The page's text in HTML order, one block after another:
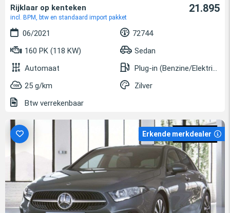
Rijklaar op kenteken
incl. BPM, btw en standaard import pakket
21.895
06/2021
72744
160 PK (118 KW)
Sedan
Automaat
Plug-in (Benzine/Elektrisch)
25 g/km
Zilver
Btw verrekenbaar
Erkende merkdealer